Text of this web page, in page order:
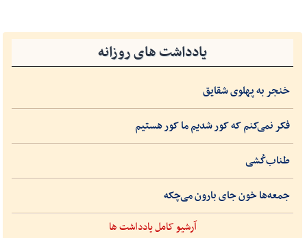
یادداشت های روزانه
خنجر به پهلوی شقایق
فکر نمی‌کنم که کور شدیم ما کور هستیم
طناب‌کُشی
جمعه‌ها خون جای بارون می‌چکه
آرشیو کامل یادداشت ها